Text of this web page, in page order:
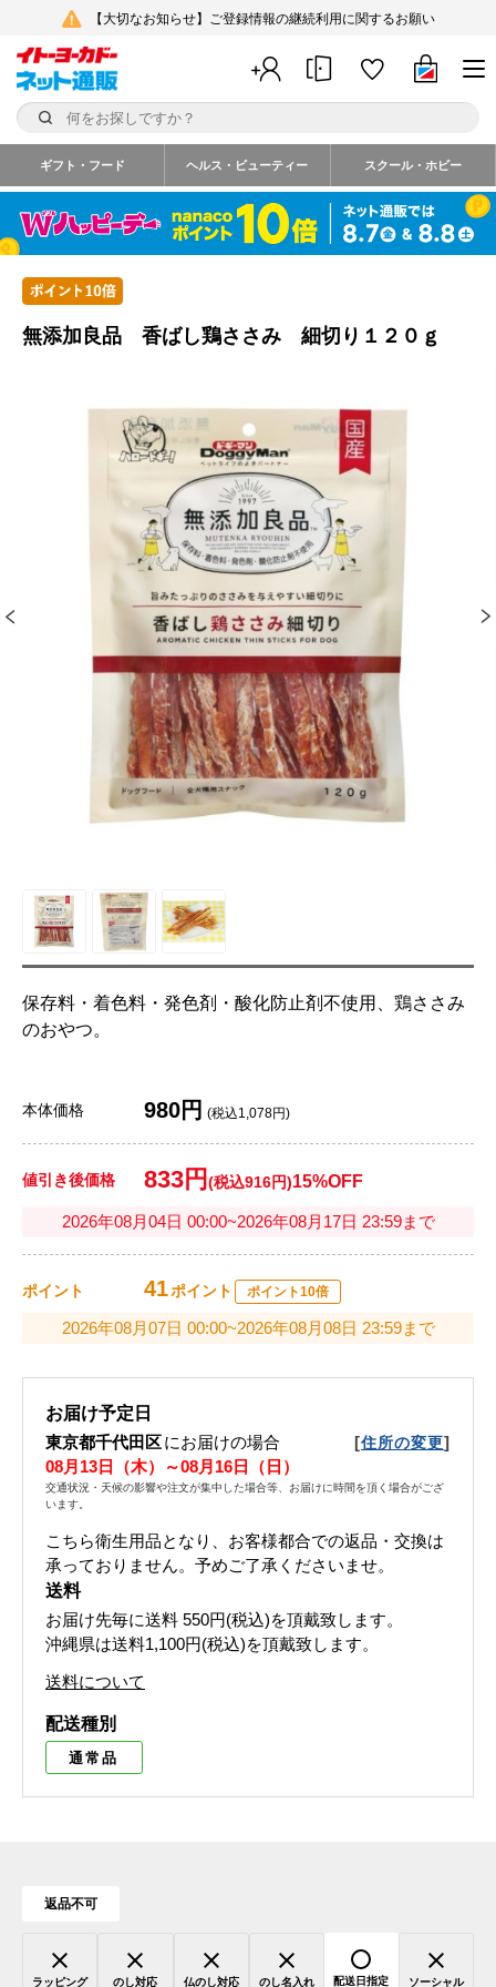
【大切なお知らせ】ご登録情報の継続利用に関するお願い
ギフト・フード ヘルス・ビューティー スクール・ホビー
無添加良品 香ばし鶏ささみ 細切り１２０ｇ
保存料・着色料・発色剤・酸化防止剤不使用、鶏ささみ
のおやつ。
本体価格 980円 (税込1,078円)
値引き後価格 833円 (税込916円)15%OFF
2026年08月04日 00:00~2026年08月17日 23:59まで
ポイント 41ポイント ポイント10倍
2026年08月07日 00:00~2026年08月08日 23:59まで
お届け予定日
東京都千代田区にお届けの場合 [住所の変更]
08月13日（木）～08月16日（日）
交通状況・天候の影響や注文が集中した場合等、お届けに時間を頂く場合がござ
います。
こちら衛生用品となり、お客様都合での返品・交換は
承っておりません。予めご了承くださいませ。
送料
お届け先毎に送料 550円(税込)を頂戴致します。
沖縄県は送料1,100円(税込)を頂戴致します。
送料について
配送種別
通常品
返品不可
ラッピング のし対応 仏のし対応 のし名入れ 配送日指定 ソーシャル